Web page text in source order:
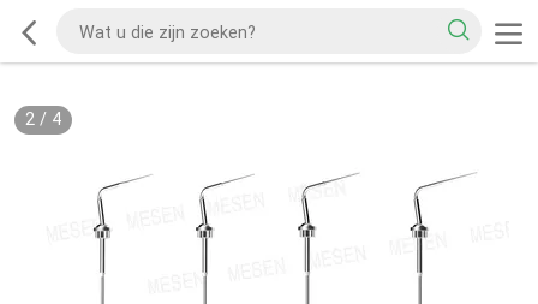
2/ 4